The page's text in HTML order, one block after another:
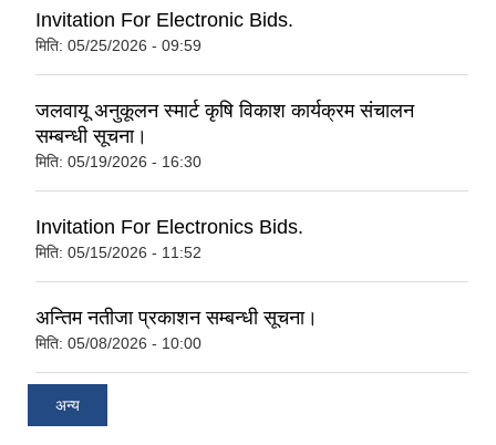
Invitation For Electronic Bids.
मिति: 05/25/2026 - 09:59
जलवायू अनुकूलन स्मार्ट कृषि विकाश कार्यक्रम संचालन
सम्बन्धी सूचना।
मिति: 05/19/2026 - 16:30
Invitation For Electronics Bids.
मिति: 05/15/2026 - 11:52
अन्तिम नतीजा प्रकाशन सम्बन्धी सूचना।
मिति: 05/08/2026 - 10:00
अन्य